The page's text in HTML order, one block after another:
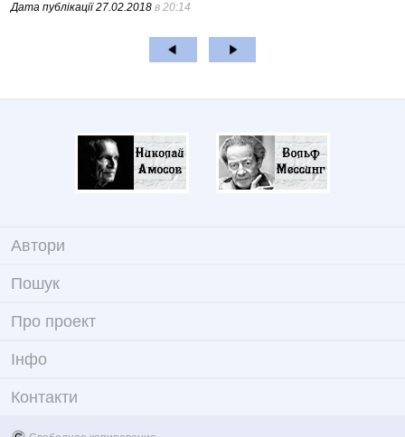
Дата публікації27.02.2018 в 20:14
Автори
Пошук
Про проект
Iнфо
Контакти